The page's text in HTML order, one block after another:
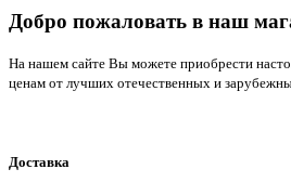
Добро пожаловать в наш
На нашем сайте Вы можете приобрести
ценам от лучших отечественных и
Доставка